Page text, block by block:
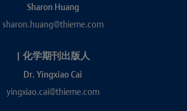
Sharon Huang
sharon.huang@thieme.com
| 化学期刊出版人
Dr. Yingxiao Cai
yingxiao.cai@thieme.com